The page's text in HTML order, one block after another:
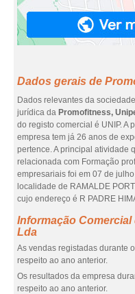
Dados gerais de
Dados relevantes da sociedade
jurídica da Promofitness,
do registo comercial é UNIP. A
empresa tem já 26 anos de
pertence. A principal atividade
relacionada com Formação
empresariais foi em 07 de
localidade de RAMALDE
cujo endereço é R PADRE
Informação
Lda
As vendas registadas durante
respeito ao ano anterior.
Os resultados da empresa
respeito ao ano anterior.